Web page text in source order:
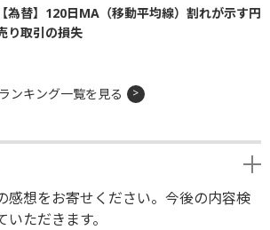
【為替】120日MA（移動平均線）割れが示す円
り取引の損失
ランキング一覧を見る
感想をお寄せください。今後の内容検
ただきます。